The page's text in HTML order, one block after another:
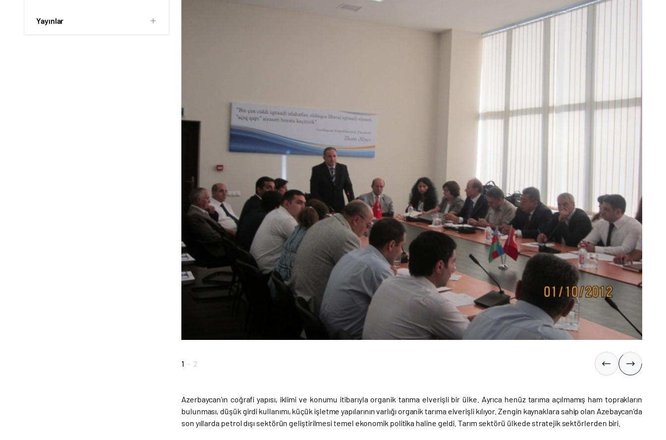
Yayınlar
1 - 2
Azerbaycan’ın coğrafi yapısı, iklimi ve konumu itibarıyla organik tarıma elverişli bir ülke. Ayrıca henüz tarıma açılmamış ham toprakların
bulunması, düşük girdi kullanımı, küçük işletme yapılarının varlığı organik tarıma elverişli kılıyor. Zengin kaynaklara sahip olan Azebaycan’da
son yıllarda petrol dışı sektörün geliştirilmesi temel ekonomik politika haline geldi. Tarım sektörü ülkede stratejik sektörlerden biri.